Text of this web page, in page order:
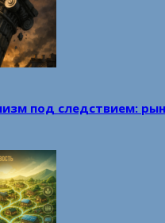
под следствием: